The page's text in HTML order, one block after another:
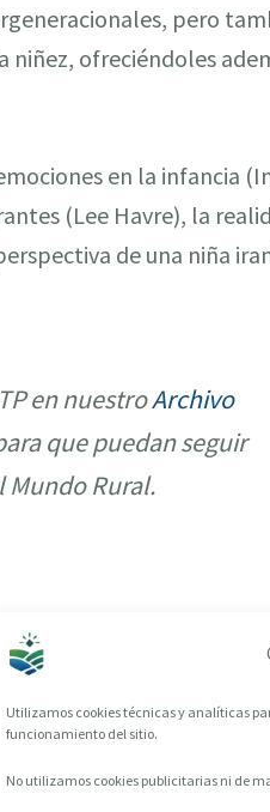
Utilizamos cookies técnicas y analíticas
funcionamiento del sitio.
No utilizamos cookies publicitarias ni de
pero
niñez, ofreciéndoles
en la infancia
(Lee Havre), la
de una niña
en nuestroArchivo
que puedan seguir
Mundo Rural.